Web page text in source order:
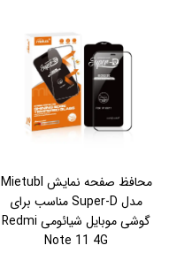
محافظ صفحه نمایش Mietubl
مدل Super-D مناسب برای
گوشی موبایل شیائومی Redmi
Note 11 4G